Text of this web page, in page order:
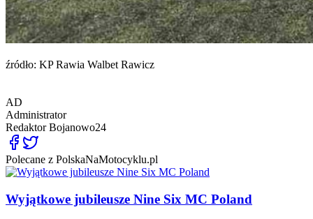
źródło: KP Rawia Walbet Rawicz
AD
Administrator
RedaktorBojanowo24
Polecane z PolskaNaMotocyklu.pl
Wyjątkowe jubileusze Nine Six MC Poland